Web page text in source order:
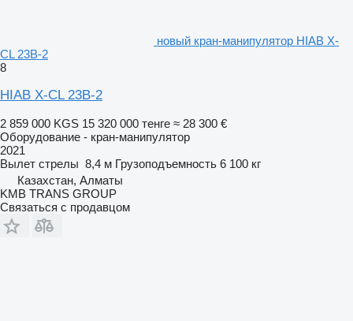
новый кран-манипулятор HIAB X-
CL 23B-2
8
HIAB X-CL 23B-2
2 859 000 KGS 15 320 000 тенге ≈ 28 300 €
Оборудование - кран-манипулятор
2021
Вылет стрелы 8,4 м Грузоподъемность 6 100 кг
Казахстан, Алматы
KMB TRANS GROUP
Связаться с продавцом